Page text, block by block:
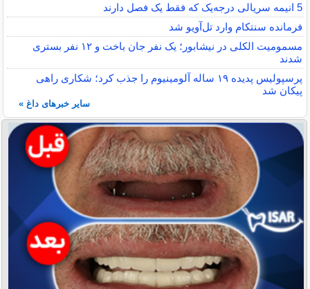
5 انیمه سریالی درجه‌یک که فقط یک فصل دارند
فرمانده سنتکام وارد تل‌آویو شد
مسمومیت الکلی در نیشابور؛ یک نفر جان باخت و ۱۲ نفر بستری
شدند
پرسپولیس پدیده ۱۹ ساله آلومینیوم را جذب کرد؛ شکاری راهی
پیکان شد
سایر خبرهای داغ »